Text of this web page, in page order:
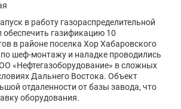
в работу газораспределительной
обеспечить газификацию 10
в районе поселка Хор Хабаровского
шеф-монтажу и наладке проводились
«Нефтегазоборудование» в сложных
Дальнего Востока. Объект
отдаленности от базы завода, что
оборудования.